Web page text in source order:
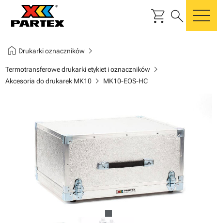
shopping_cart search
home Drukarki oznacznikówchevron_right
Termotransferowe drukarki etykiet i oznacznikówchevron_right
Akcesoria do drukarek MK10chevron_right MK10-EOS-HC